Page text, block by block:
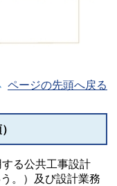
ページの先頭へ戻る
る公共工事設計
。）及び設計業務